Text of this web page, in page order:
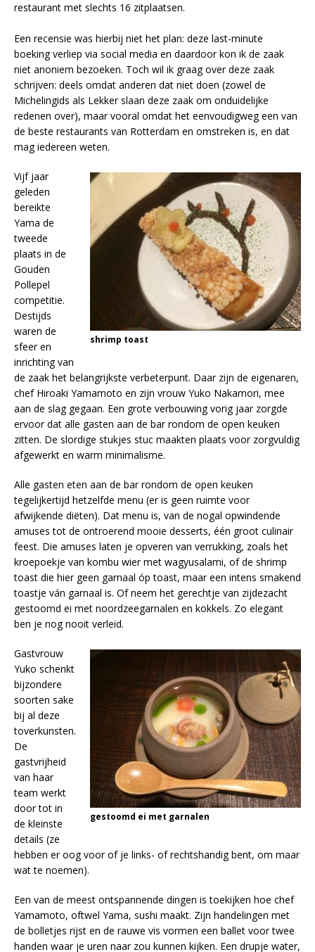
restaurant met slechts 16 zitplaatsen.
Een recensie was hierbij niet het plan: deze last-minute
boeking verliep via social media en daardoor kon ik de zaak
niet anoniem bezoeken. Toch wil ik graag over deze zaak
schrijven: deels omdat anderen dat niet doen (zowel de
Michelingids als Lekker slaan deze zaak om onduidelijke
redenen over), maar vooral omdat het eenvoudigweg een van
de beste restaurants van Rotterdam en omstreken is, en dat
mag iedereen weten.
shrimp toast
Vijf jaar
geleden
bereikte
Yama de
tweede
plaats in de
Gouden
Pollepel
competitie.
Destijds
waren de
sfeer en
inrichting van
de zaak het belangrijkste verbeterpunt. Daar zijn de eigenaren,
chef Hiroaki Yamamoto en zijn vrouw Yuko Nakamori, mee
aan de slag gegaan. Een grote verbouwing vorig jaar zorgde
ervoor dat alle gasten aan de bar rondom de open keuken
zitten. De slordige stukjes stuc maakten plaats voor zorgvuldig
afgewerkt en warm minimalisme.
Alle gasten eten aan de bar rondom de open keuken
tegelijkertijd hetzelfde menu (er is geen ruimte voor
afwijkende diëten). Dat menu is, van de nogal opwindende
amuses tot de ontroerend mooie desserts, één groot culinair
feest. Die amuses laten je opveren van verrukking, zoals het
kroepoekje van kombu wier met wagyusalami, of de shrimp
toast die hier geen garnaal óp toast, maar een intens smakend
toastje ván garnaal is. Of neem het gerechtje van zijdezacht
gestoomd ei met noordzeegarnalen en kokkels. Zo elegant
ben je nog nooit verleid.
gestoomd ei met garnalen
Gastvrouw
Yuko schenkt
bijzondere
soorten sake
bij al deze
toverkunsten.
De
gastvrijheid
van haar
team werkt
door tot in
de kleinste
details (ze
hebben er oog voor of je links- of rechtshandig bent, om maar
wat te noemen).
Een van de meest ontspannende dingen is toekijken hoe chef
Yamamoto, oftwel Yama, sushi maakt. Zijn handelingen met
de bolletjes rijst en de rauwe vis vormen een ballet voor twee
handen waar je uren naar zou kunnen kijken. Een drupje water,